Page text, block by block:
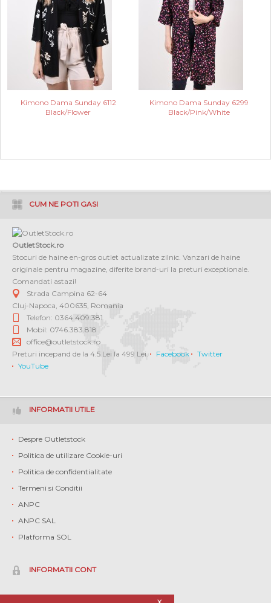
Kimono Dama Sunday 6112
Black/Flower
Kimono Dama Sunday 6299
Black/Pink/White
CUM NE POTI GASI
OutletStock.ro
Stocuri de haine en-gros outlet actualizate zilnic. Vanzari de haine
originale pentru magazine, diferite brand-uri la preturi exceptionale.
Comandati astazi!
Strada Campina 62-64
Cluj-Napoca 400635 Romania
Telefon: 0364 409.381
Mobil: 0746.383.818
office@outletstock.ro
Preturi incepand de la 4.5 Lei la 499 Lei.
Facebook
Twitter
YouTube
INFORMATII UTILE
Despre Outletstock
Politica de utilizare Cookie-uri
Politica de confidentialitate
Termeni si Conditii
ANPC
ANPC SAL
Platforma SOL
INFORMATII CONT